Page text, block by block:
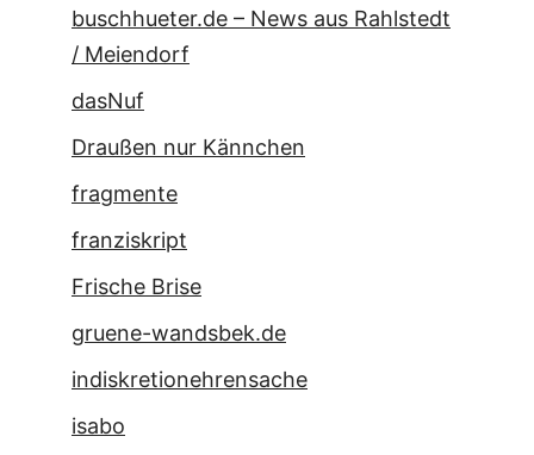
buschhueter.de – News aus Rahlstedt
/ Meiendorf
dasNuf
Draußen nur Kännchen
fragmente
franziskript
Frische Brise
gruene-wandsbek.de
indiskretionehrensache
isabo